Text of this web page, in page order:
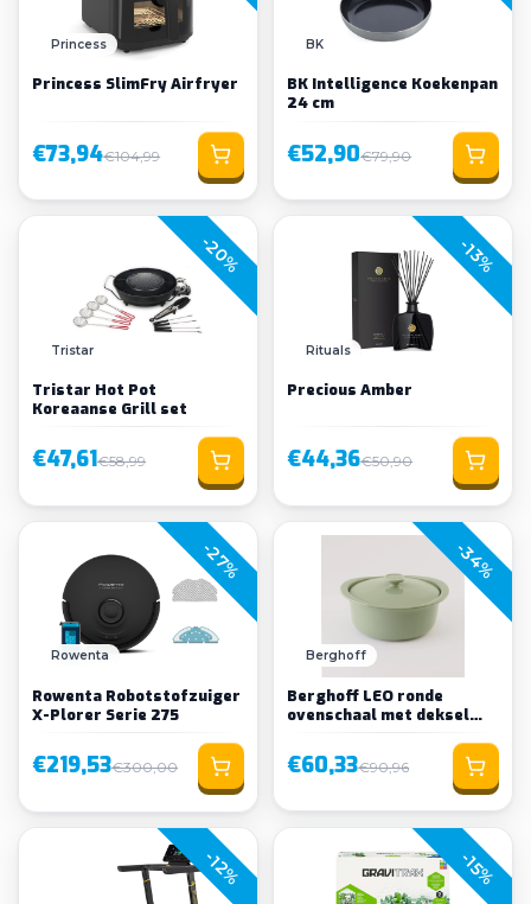
Princess
Princess SlimFry Airfryer
€73,94€104,99
BK
BK Intelligence Koekenpan
24 cm
€52,90€79,90
-20%
Tristar
Tristar Hot Pot
Koreaanse Grill set
€47,61€58,99
-13%
Rituals
Precious Amber
€44,36€50,90
-27%
Rowenta
Rowenta Robotstofzuiger
X-Plorer Serie 275
€219,53€300,00
-34%
Berghoff
Berghoff LEO ronde
ovenschaal met deksel
€60,33€90,96
-12% -15%